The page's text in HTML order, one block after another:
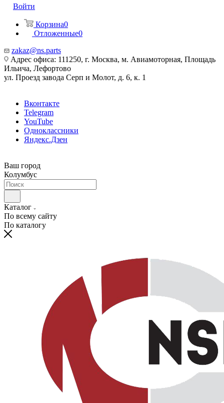
Войти
Корзина0
Отложенные0
zakaz@ns.parts
Адрес офиса: 111250, г. Москва, м. Авиамоторная, Площадь
Ильича, Лефортово
ул. Проезд завода Серп и Молот, д. 6, к. 1
Вконтакте
Telegram
YouTube
Одноклассники
Яндекс.Дзен
Ваш город
Колумбус
Каталог
По всему сайту
По каталогу